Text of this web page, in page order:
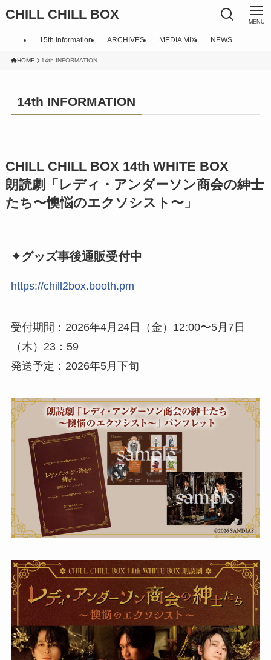
CHILL CHILL BOX MENU
15th Information ARCHIVES MEDIA MIX NEWS
HOME 14th INFORMATION
14th INFORMATION
CHILL CHILL BOX 14th WHITE BOX
朗読劇「レディ・アンダーソン商会の紳士
たち〜懊悩のエクソシスト〜」
✦グッズ事後通販受付中
https://chill2box.booth.pm
受付期間：2026年4月24日（金）12:00〜5月7日
（木）23：59
発送予定：2026年5月下旬